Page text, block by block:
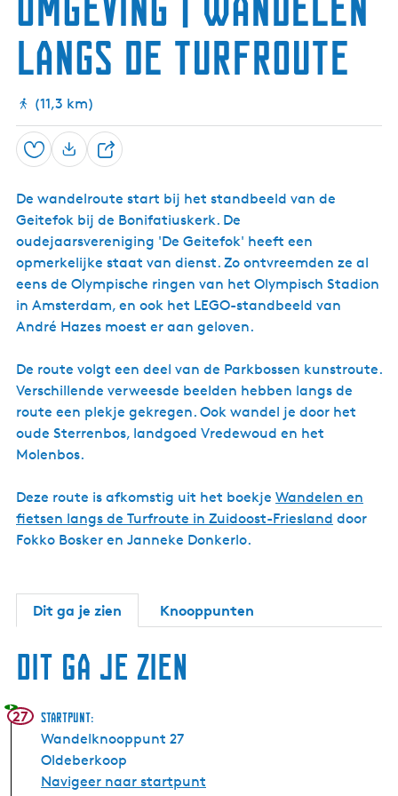
a
p
)
k
o
o
p
O
d
p
langs de Turfroute
(11,3 km)
Opslaan
D
e
l
De wandelroute start bij het standbeeld van de
Geitefok bij de Bonifatiuskerk. De
oudejaarsvereniging 'De Geitefok' heeft een
opmerkelijke staat van dienst. Zo ontvreemden ze al
eens de Olympische ringen van het Olympisch Stadion
in Amsterdam, en ook het LEGO-standbeeld van
André Hazes moest er aan geloven.
De route volgt een deel van de Parkbossen kunstroute.
Verschillende verweesde beelden hebben langs de
route een plekje gekregen. Ook wandel je door het
oude Sterrenbos, landgoed Vredewoud en het
Molenbos.
Deze route is afkomstig uit het boekje Wandelen en
fietsen langs de Turfroute in Zuidoost-Friesland door
Fokko Bosker en Janneke Donkerlo.
Dit ga je zien Knooppunten
Dit ga je zien
27 Startpunt:
Wandelknooppunt 27
Oldeberkoop
Navigeer naar startpunt